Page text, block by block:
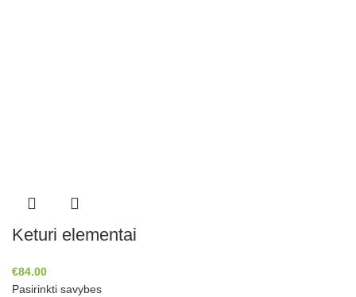
Keturi elementai
€84.00
Pasirinkti savybes